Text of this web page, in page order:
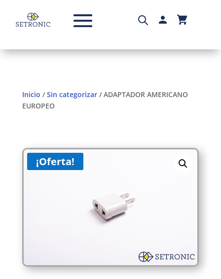
Inicio /Sin categorizar/ ADAPTADOR AMERICANO
EUROPEO
¡Oferta!